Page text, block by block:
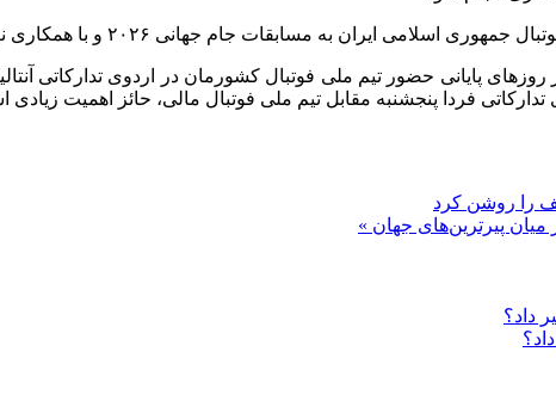
جهانی ۲۰۲۶ و با همکاری نزدیک سفارتخانه‌های ایران و مکزیک در آنکارا انجام پذیرفت.
روز‌های پایانی حضور تیم ملی فوتبال کشورمان در اردوی تدارکاتی
فردا پنجشنبه مقابل تیم ملی فوتبال مالی، حائز اهمیت
میان پیرترین‌های جهان »